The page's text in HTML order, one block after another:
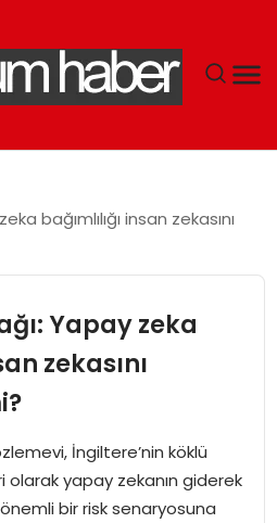
bağımlılığı insan zekasını
Yapay zeka
zekasını
İngiltere’nin köklü
olarak yapay zekanın giderek
bir risk senaryosuna